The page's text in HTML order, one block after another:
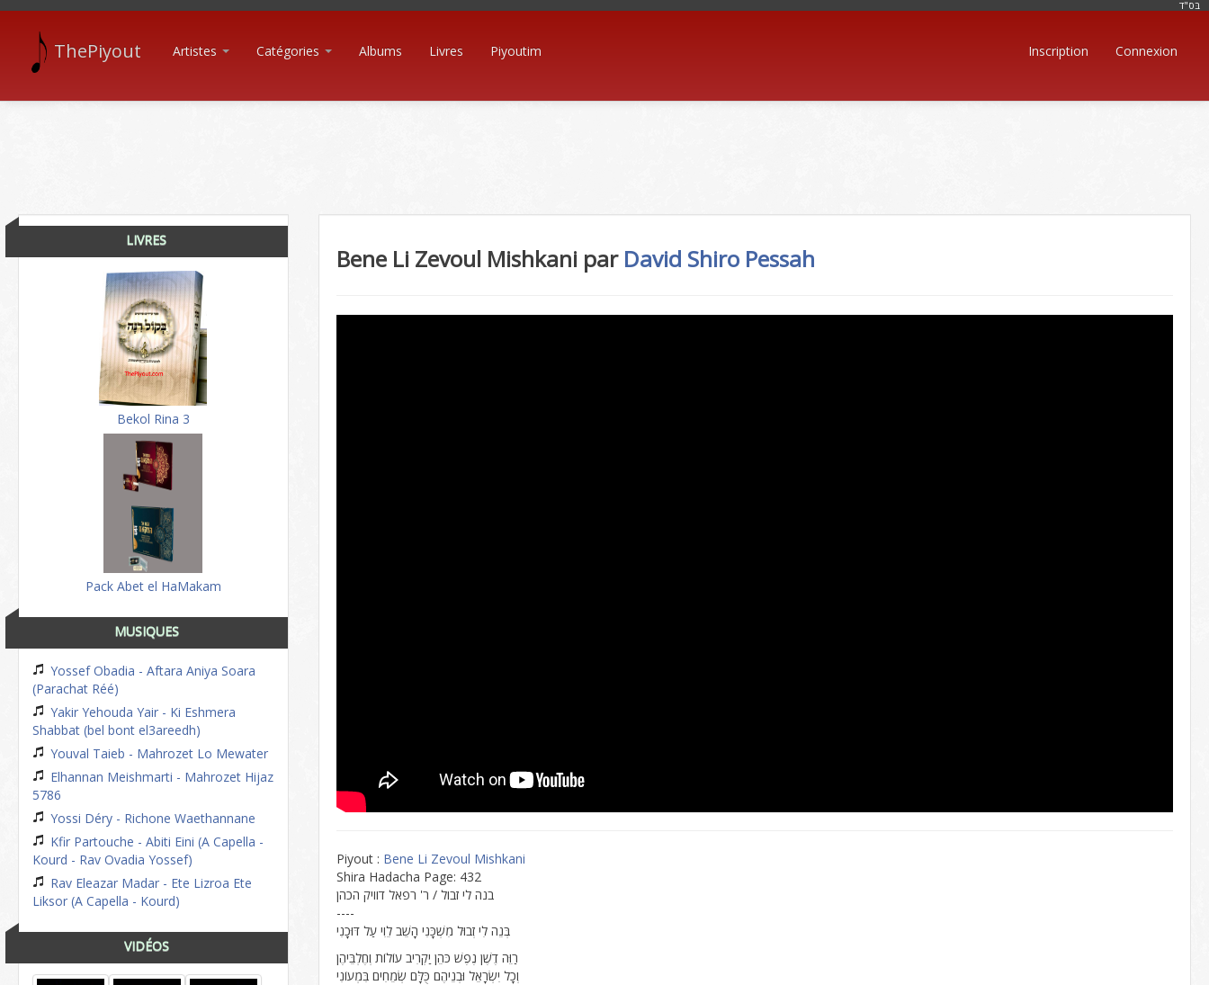
בּס"ד
ThePiyout Artistes Catégories Albums Livres Piyoutim Inscription Connexion
LIVRES
Bekol Rina 3
Pack Abet el HaMakam
MUSIQUES
Yossef Obadia - Aftara Aniya Soara
(Parachat Réé)
Yakir Yehouda Yair - Ki Eshmera
Shabbat (bel bont el3areedh)
Youval Taieb - Mahrozet Lo Mewater
Elhannan Meishmarti - Mahrozet Hijaz
5786
Yossi Déry - Richone Waethannane
Kfir Partouche - Abiti Eini (A Capella -
Kourd - Rav Ovadia Yossef)
Rav Eleazar Madar - Ete Lizroa Ete
Liksor (A Capella - Kourd)
VIDÉOS
Bene Li Zevoul Mishkani par David Shiro Pessah
Piyout : Bene Li Zevoul Mishkani
Shira Hadacha Page: 432
בנה לי זבול / ר' רפאל דוויק הכהן
----
בְּנֵה לִי זְבוּל מִשְׁכָּנִי הָשֵׁב לֵוִי עַל דּוּכָנִי
רַוֵּה דֶשֶׁן נֶפֶשׁ כֹּהֵן יַקְרִיב עוֹלוֹת וְחֶלְבֵּיהֶן
וְכָל יִשְׂרָאֵל וּבְנֵיהֶם כֻּלָּם שְׂמֵחִים בִּמְעוֹנִי